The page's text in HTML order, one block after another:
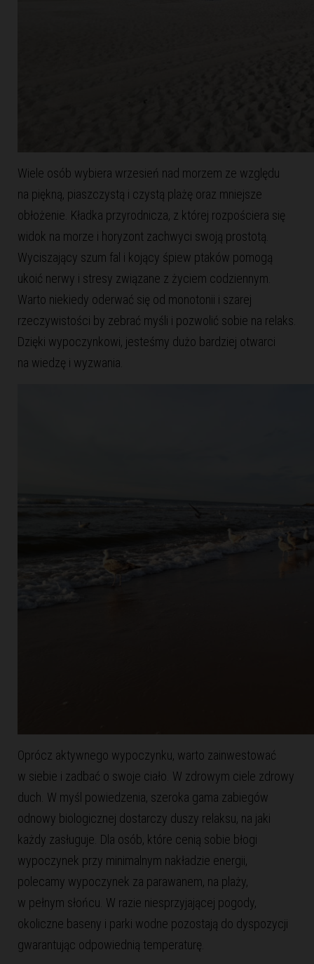
Wiele osób wybiera wrzesień nad morzem ze względu
na piękną, piaszczystą i czystą plażę oraz mniejsze
obłożenie. Kładka przyrodnicza, z której rozpościera się
widok na morze i horyzont zachwyci swoją prostotą.
Wyciszający szum fal i kojący śpiew ptaków pomogą
ukoić nerwy i stresy związane z życiem codziennym.
Warto niekiedy oderwać się od monotonii i szarej
rzeczywistości by zebrać myśli i pozwolić sobie na relaks.
Dzięki wypoczynkowi, jesteśmy dużo bardziej otwarci
na wiedzę i wyzwania.
Oprócz aktywnego wypoczynku, warto zainwestować
w siebie i zadbać o swoje ciało. W zdrowym ciele zdrowy
duch. W myśl powiedzenia, szeroka gama zabiegów
odnowy biologicznej dostarczy duszy relaksu, na jaki
każdy zasługuje. Dla osób, które cenią sobie błogi
wypoczynek przy minimalnym nakładzie energii,
polecamy wypoczynek za parawanem, na plaży,
w pełnym słońcu. W razie niesprzyjającej pogody,
okoliczne baseny i parki wodne pozostają do dyspozycji
gwarantując odpowiednią temperaturę.